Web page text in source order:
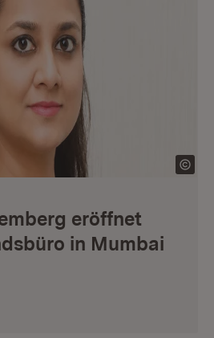
eröffnet
in Mumbai